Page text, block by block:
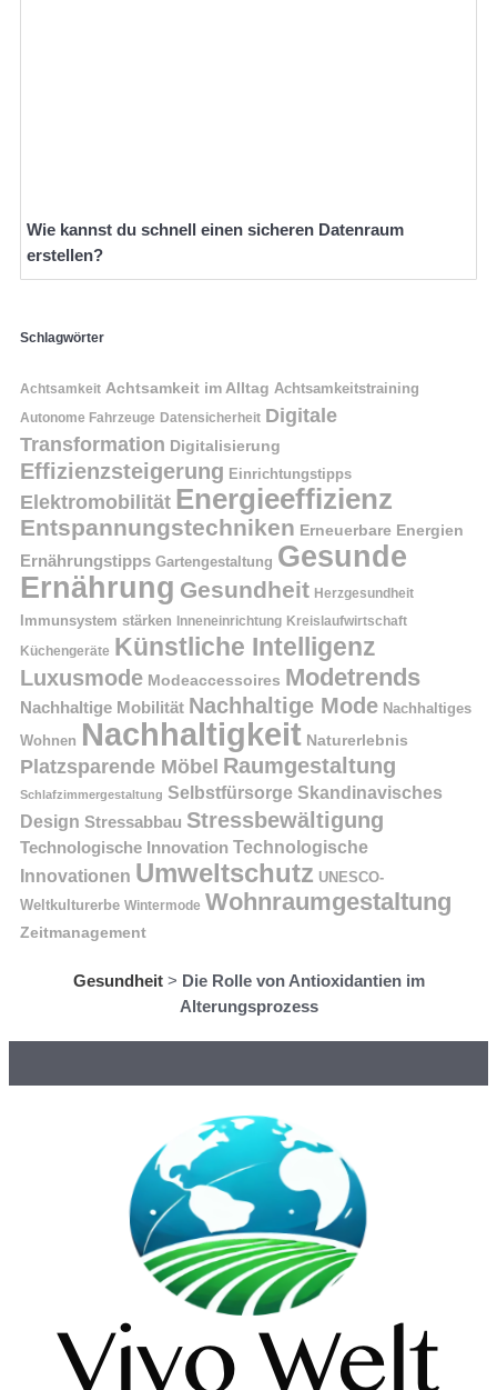
Wie kannst du schnell einen sicheren Datenraum
erstellen?
Schlagwörter
Achtsamkeit Achtsamkeit im Alltag Achtsamkeitstraining
Autonome Fahrzeuge Datensicherheit Digitale
Transformation Digitalisierung
Effizienzsteigerung Einrichtungstipps
Elektromobilität Energieeffizienz
Entspannungstechniken Erneuerbare Energien
Ernährungstipps Gartengestaltung Gesunde
Ernährung Gesundheit Herzgesundheit
Immunsystem stärken Inneneinrichtung Kreislaufwirtschaft
Küchengeräte Künstliche Intelligenz
Luxusmode Modeaccessoires Modetrends
Nachhaltige Mobilität Nachhaltige Mode Nachhaltiges
Wohnen Nachhaltigkeit Naturerlebnis
Platzsparende Möbel Raumgestaltung
Schlafzimmergestaltung Selbstfürsorge Skandinavisches
Design Stressabbau Stressbewältigung
Technologische Innovation Technologische
Innovationen Umweltschutz UNESCO-
Weltkulturerbe Wintermode Wohnraumgestaltung
Zeitmanagement
Gesundheit> Die Rolle von Antioxidantien im
Alterungsprozess